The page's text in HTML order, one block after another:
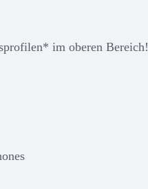
im oberen Bereich!